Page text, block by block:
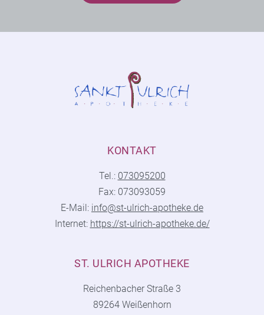
KONTAKT
Tel.: 073095200
Fax: 073093059
E-Mail: info@st-ulrich-apotheke.de
Internet: https://st-ulrich-apotheke.de/
ST. ULRICH APOTHEKE
Reichenbacher Straße 3
89264 Weißenhorn